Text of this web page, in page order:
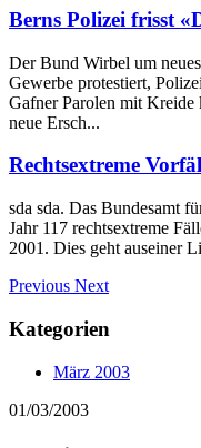
Berns Polizei frisst
Der Bund Wirbel um
Gewerbe protestiert,
Gafner Parolen mit Kreide
neue Ersch...
Rechtsextreme
sda sda. Das Bundesamt
Jahr 117 rechtsextreme
2001. Dies geht auseiner
Previous Next
Kategorien
März 2003
01/03/2003